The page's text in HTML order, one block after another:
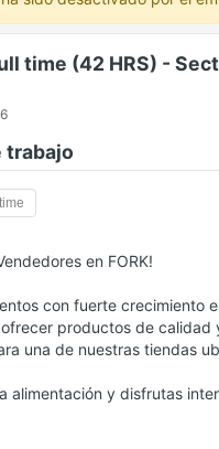
time (42 HRS) -
trabajo
en FORK!
con fuerte crecimiento
productos de
una de nuestras tiendas
alimentación y disfrutas